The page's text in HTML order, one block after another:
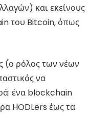
και εκείνους
του Bitcoin, όπως
(ο ρόλος των νέων
να
ένα blockchain
HODLers έως τα